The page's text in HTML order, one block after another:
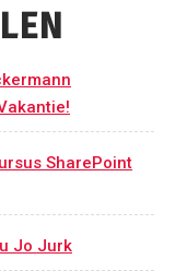
SharePoint
Jo Jurk